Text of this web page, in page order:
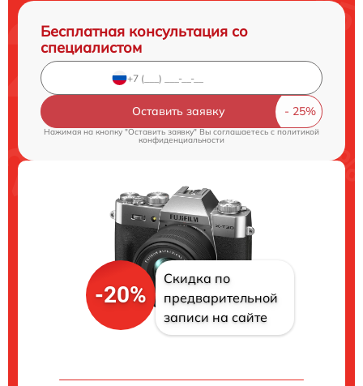
Бесплатная консультация со
специалистом
Оставить заявку
Нажимая на кнопку "Оставить заявку" Вы соглашаетесь c политикой
конфиденциальности
-20%
Скидка по
предварительной
записи на сайте